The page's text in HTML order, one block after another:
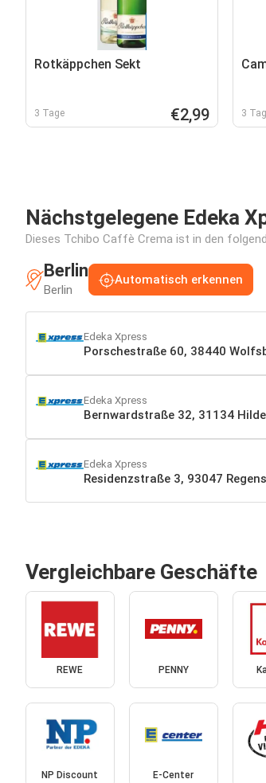
Rotkäppchen Sekt
3 Tage €2,99 3
Nächstgelegene Edeka
Dieses Tchibo Caffè Crema ist in den
Berlin
Berlin
Automatisch erkennen
Edeka Xpress
Porschestraße 60, 38440
Edeka Xpress
Bernwardstraße 32, 31134
Edeka Xpress
Residenzstraße 3, 93047
Vergleichbare Geschäfte
REWE PENNY
NP Discount E-Center